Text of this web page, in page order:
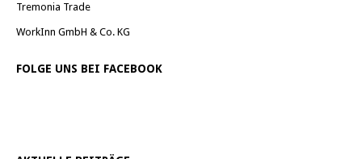
Tremonia Trade
WorkInn GmbH & Co. KG
FOLGE UNS BEI FACEBOOK